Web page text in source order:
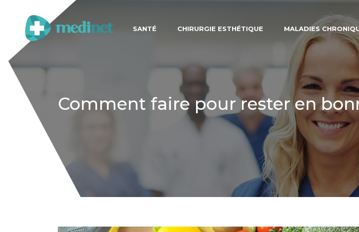
SANTÉ CHIRURGIE ESTHÉTIQUE MALADIES
Comment faire pour rester en